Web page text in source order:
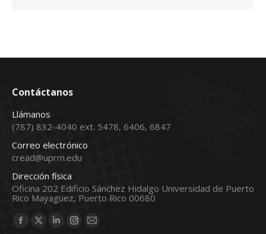
Contáctanos
Llámanos
(787) 832-4040 ext. 5478, 6406, 6847
Correo electrónico
cread@uprm.edu
Dirección física
Oficina 202 Edificio Sánchez Hidalgo Universidad de Puerto
Rico Mayagüez, Puerto Rico 00680
Find us on:
Facebook
X
LinkedinInstagram
Mail